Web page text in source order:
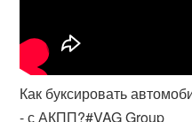
Как буксировать
- с АКПП?#VAG Group